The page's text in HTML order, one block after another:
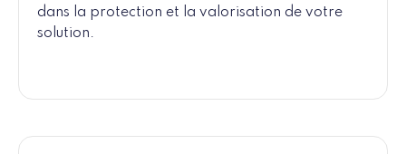
dans la protection et la valorisation de votre
solution.